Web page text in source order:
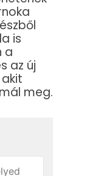
is
a
az új
meg.